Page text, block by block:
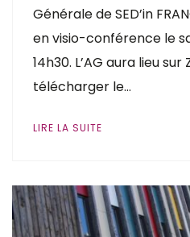
Générale de SED’in
en visio-conférence le
14h30. L’AG aura lieu
télécharger le…
LIRE LA SUITE